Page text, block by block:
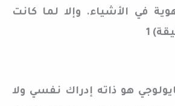
في الأشياء. وإلا لما كانت
1
هو ذاته إدراك نفسي ولا